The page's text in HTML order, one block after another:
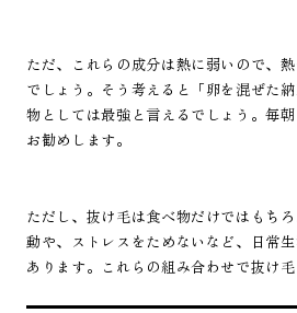
ただ、これらの成分は熱に弱いので、
でしょう。そう考えると「卵を混ぜた
物としては最強と言えるでしょう。毎
お勧めします。
ただし、抜け毛は食べ物だけではもち
動や、ストレスをためないなど、日常
あります。これらの組み合わせで抜け毛